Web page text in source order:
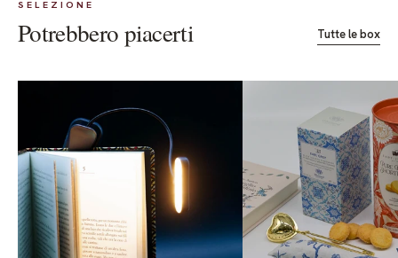
SELEZIONE
Potrebbero piacerti Tutte le box